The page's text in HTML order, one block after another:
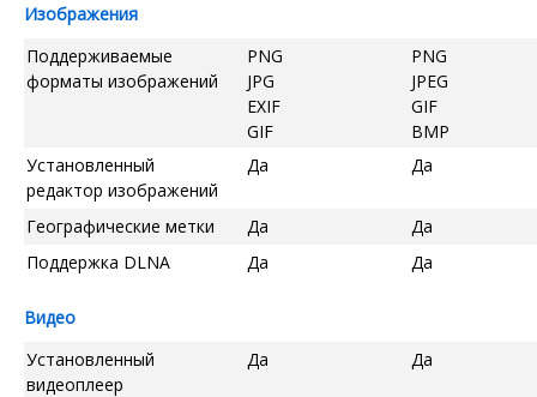
Изображения
Поддерживаемые
форматы изображений
PNG
JPG
EXIF
GIF
PNG
JPEG
GIF
BMP
Установленный
редактор изображений
Да Да
Географические метки Да
Да
Поддержка DLNA
Да Да
Видео
Установленный
видеоплеер
Да Да